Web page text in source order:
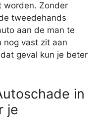
worden. Zonder
tweedehands
aan de man te
nog vast zit aan
geval kun je beter
in
je